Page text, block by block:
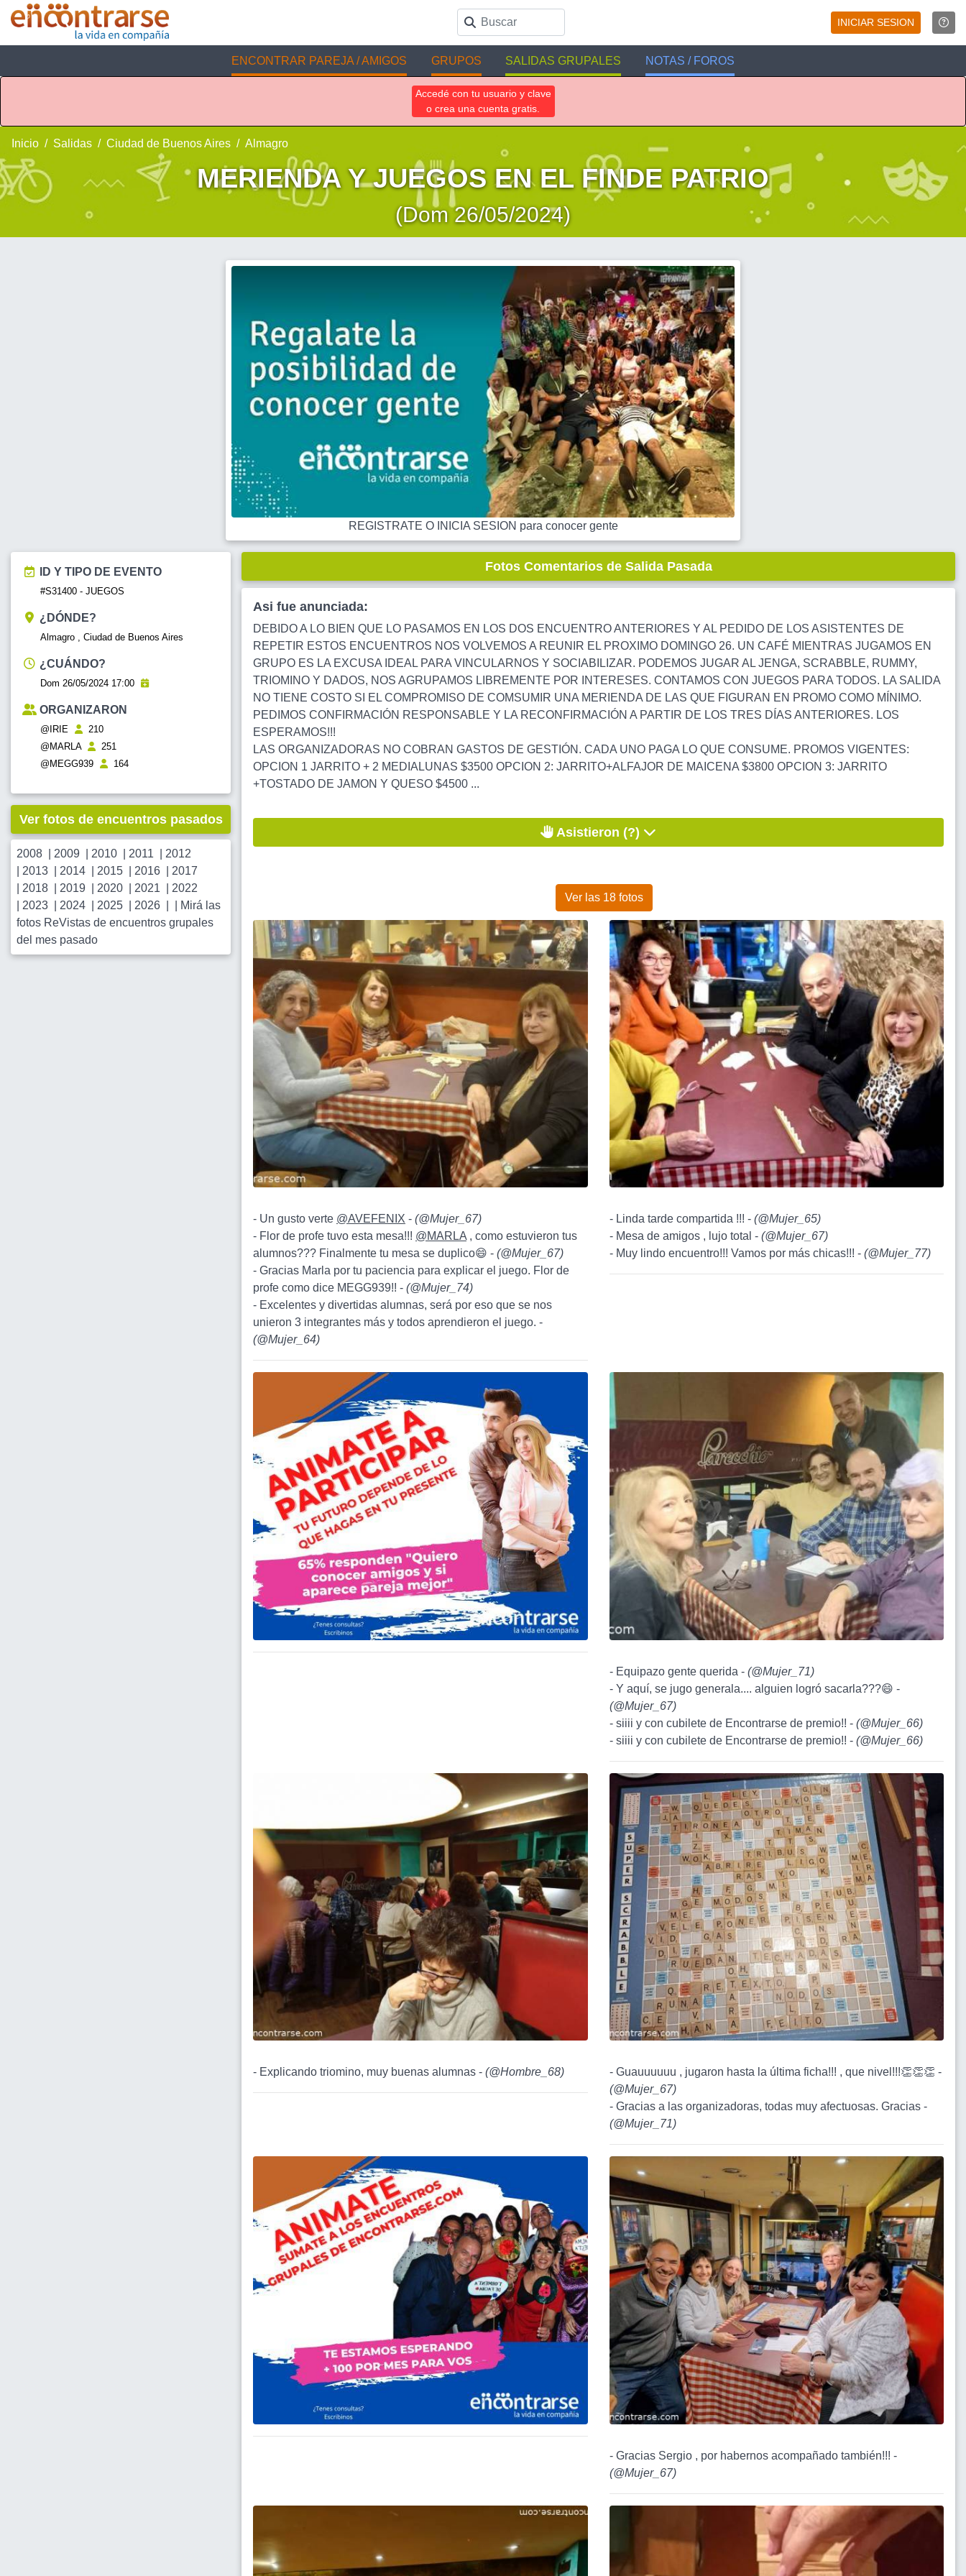
INICIAR SESION
ENCONTRAR PAREJA / AMIGOS GRUPOS SALIDAS GRUPALES NOTAS / FOROS
Accedé con tu usuario y clave
o crea una cuenta gratis.
Inicio Salidas Ciudad de Buenos Aires Almagro
MERIENDA Y JUEGOS EN EL FINDE PATRIO
(Dom 26/05/2024)
REGISTRATE O INICIA SESION para conocer gente
ID Y TIPO DE EVENTO
#S31400 - JUEGOS
¿DÓNDE?
Almagro , Ciudad de Buenos Aires
¿CUÁNDO?
Dom 26/05/2024 17:00
ORGANIZARON
@IRIE
210
@MARLA
251
@MEGG939
164
Ver fotos de encuentros pasados
2008 2009 2010 2011
2012
2013 2014 2015 2016
2017
2018 2019 2020 2021
2022
2023 2024 2025 2026
Mirá las
fotos ReVistas de encuentros grupales
del mes pasado
Fotos Comentarios de Salida Pasada
Asi fue anunciada:
DEBIDO A LO BIEN QUE LO PASAMOS EN LOS DOS ENCUENTRO ANTERIORES Y AL PEDIDO DE LOS ASISTENTES DE
REPETIR ESTOS ENCUENTROS NOS VOLVEMOS A REUNIR EL PROXIMO DOMINGO 26. UN CAFÉ MIENTRAS JUGAMOS EN
GRUPO ES LA EXCUSA IDEAL PARA VINCULARNOS Y SOCIABILIZAR. PODEMOS JUGAR AL JENGA, SCRABBLE, RUMMY,
TRIOMINO Y DADOS, NOS AGRUPAMOS LIBREMENTE POR INTERESES. CONTAMOS CON JUEGOS PARA TODOS. LA SALIDA
NO TIENE COSTO SI EL COMPROMISO DE COMSUMIR UNA MERIENDA DE LAS QUE FIGURAN EN PROMO COMO MÍNIMO.
PEDIMOS CONFIRMACIÓN RESPONSABLE Y LA RECONFIRMACIÓN A PARTIR DE LOS TRES DÍAS ANTERIORES. LOS
ESPERAMOS!!!
LAS ORGANIZADORAS NO COBRAN GASTOS DE GESTIÓN. CADA UNO PAGA LO QUE CONSUME. PROMOS VIGENTES:
OPCION 1 JARRITO + 2 MEDIALUNAS $3500 OPCION 2: JARRITO+ALFAJOR DE MAICENA $3800 OPCION 3: JARRITO
+TOSTADO DE JAMON Y QUESO $4500 ...
Asistieron (?)
Ver las 18 fotos
- Un gusto verte @AVEFENIX - (@Mujer_67)
- Flor de profe tuvo esta mesa!!! @MARLA, como estuvieron tus
alumnos??? Finalmente tu mesa se duplico😄 - (@Mujer_67)
- Gracias Marla por tu paciencia para explicar el juego. Flor de
profe como dice MEGG939!! - (@Mujer_74)
- Excelentes y divertidas alumnas, será por eso que se nos
unieron 3 integrantes más y todos aprendieron el juego. -
(@Mujer_64)
- Linda tarde compartida !!! - (@Mujer_65)
- Mesa de amigos , lujo total - (@Mujer_67)
- Muy lindo encuentro!!! Vamos por más chicas!!! - (@Mujer_77)
- Equipazo gente querida - (@Mujer_71)
- Y aquí, se jugo generala.... alguien logró sacarla???😄 -
(@Mujer_67)
- siiii y con cubilete de Encontrarse de premio!! - (@Mujer_66)
- siiii y con cubilete de Encontrarse de premio!! - (@Mujer_66)
- Explicando triomino, muy buenas alumnas - (@Hombre_68)
- Guauuuuuu , jugaron hasta la última ficha!!! , que nivel!!!👏👏👏 -
(@Mujer_67)
- Gracias a las organizadoras, todas muy afectuosas. Gracias -
(@Mujer_71)
- Gracias Sergio , por habernos acompañado también!!! -
(@Mujer_67)